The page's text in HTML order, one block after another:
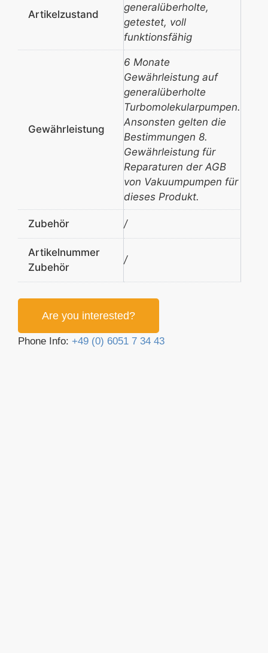
Artikelzustand
generalüberholte,
getestet, voll
funktionsfähig
Gewährleistung
6 Monate
Gewährleistung auf
generalüberholte
Turbomolekularpumpen.
Ansonsten gelten die
Bestimmungen 8.
Gewährleistung für
Reparaturen der AGB
von Vakuumpumpen für
dieses Produkt.
Zubehör /
Artikelnummer
Zubehör
/
Are you interested?
Phone Info: +49 (0) 6051 7 34 43